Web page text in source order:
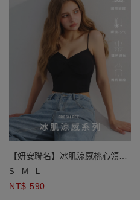
【妍安聯名】冰肌涼感桃心領扭
結細肩帶短版BRA TOP
S M L
NT$ 590